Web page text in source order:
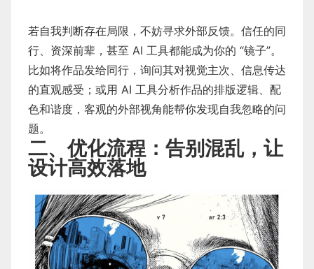
若自我判断存在局限，不妨寻求外部反馈。信任的同
行、资深前辈，甚至 AI 工具都能成为你的 “镜子”。
比如将作品发给同行，询问其对视觉主次、信息传达
的直观感受；或用 AI 工具分析作品的排版逻辑、配
色和谐度，客观的外部视角能帮你发现自我忽略的问
题。
二、优化流程：告别混乱，让
设计高效落地